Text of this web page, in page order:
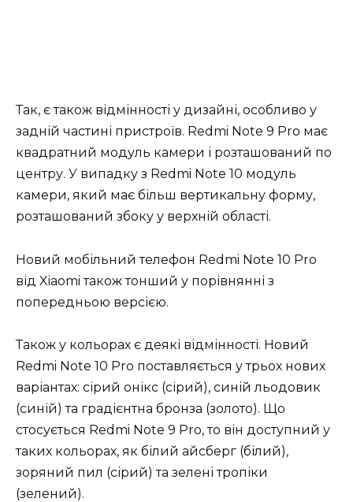
Так, є також відмінності у дизайні, особливо у
задній частині пристроїв. Redmi Note 9 Pro має
квадратний модуль камери і розташований по
центру. У випадку з Redmi Note 10 модуль
камери, який має більш вертикальну форму,
розташований збоку у верхній області.
Новий мобільний телефон Redmi Note 10 Pro
від Xiaomi також тонший у порівнянні з
попередньою версією.
Також у кольорах є деякі відмінності. Новий
Redmi Note 10 Pro поставляється у трьох нових
варіантах: сірий онікс (сірий), синій льодовик
(синій) та градієнтна бронза (золото). Що
стосується Redmi Note 9 Pro, то він доступний у
таких кольорах, як білий айсберг (білий),
зоряний пил (сірий) та зелені тропіки
(зелений).